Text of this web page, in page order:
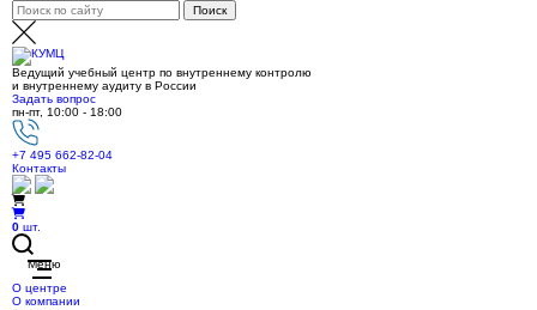
Ведущий учебный центр по внутреннему контролю
и внутреннему аудиту в России
Задать вопрос
пн-пт, 10:00 - 18:00
+7 495 662-82-04
Контакты
0 шт.
Меню
О центре
О компании